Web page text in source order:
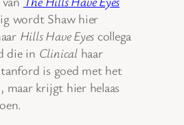
wordt Shaw hier
Hills Have Eyes collega
die in Clinicalhaar
is goed met het
maar krijgt hier helaas